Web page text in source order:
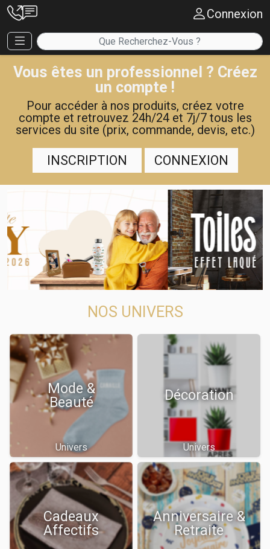
Connexion
Vous êtes un professionnel ? Créez
un compte !
Pour accéder à nos produits, créez votre
compte et retrouvez 24h/24 et 7j/7 tous les
services du site (prix, commande, devis, etc.)
INSCRIPTION CONNEXION
NOS UNIVERS
Mode &
Beauté
Univers
Décoration
Univers
Cadeaux
Affectifs
Anniversaire &
Retraite